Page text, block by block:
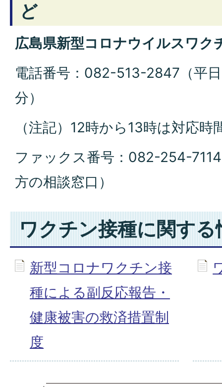
ど
広島県新型コロナウイルスワク
電話番号：082-513-2847（平
分）
（注記）12時から13時は対応時
ファックス番号：082-254-
方の相談窓口）
ワクチン接種に関す
新型コロナワクチン接
種による副反応報告・
健康被害の救済措置制
度